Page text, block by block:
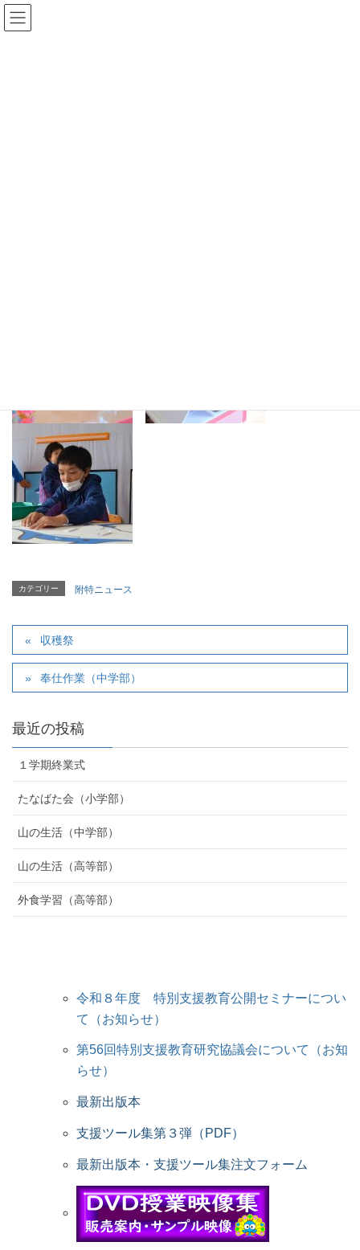
カテゴリー 附特ニュース
収穫祭
奉仕作業（中学部）
最近の投稿
１学期終業式
たなばた会（小学部）
山の生活（中学部）
山の生活（高等部）
外食学習（高等部）
令和８年度 特別支援教育公開セミナーについ
て（お知らせ）
第56回特別支援教育研究協議会について（お知
らせ）
最新出版本
支援ツール集第３弾（PDF）
最新出版本・支援ツール集注文フォーム